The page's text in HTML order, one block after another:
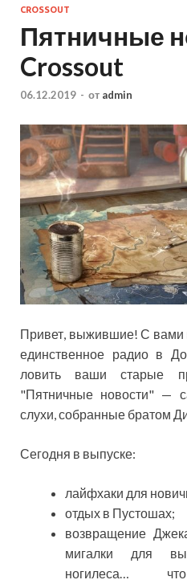
CROSSOUT
Пятничные
Crossout
06.12.2019 - от admin
Привет, выжившие! С вами
единственное радио в
ловить ваши старые
"Пятничные новости" —
слухи, собранные братом
Сегодня в выпуске:
лайфхаки для
отдых в Пустошах;
возвращение
мигалки для
ногилеса…